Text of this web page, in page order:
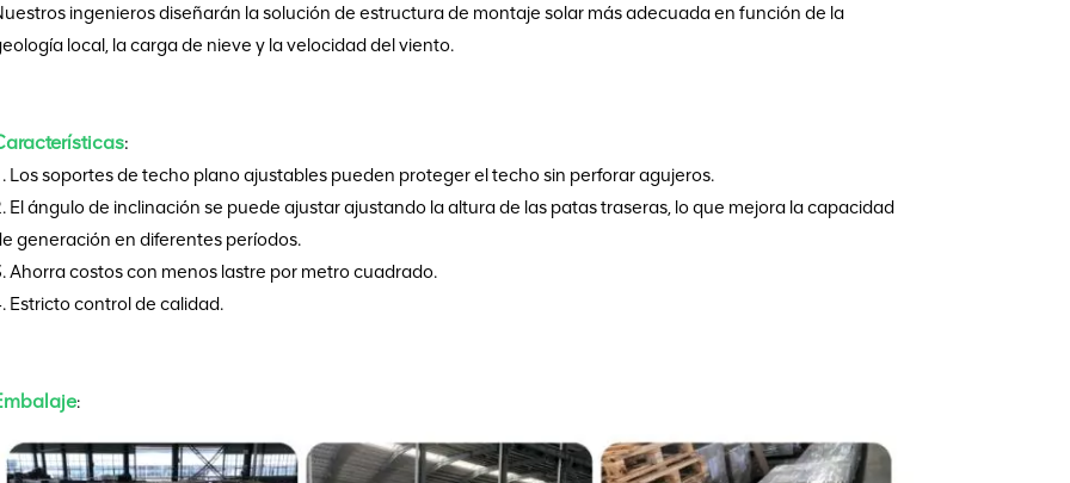
ingenieros diseñarán la solución de estructura de montaje solar más adecuada en función de la
local, la carga de nieve y la velocidad del viento.
:
Los soportes de techo plano ajustables pueden proteger el techo sin perforar agujeros.
El ángulo de inclinación se puede ajustar ajustando la altura de las patas traseras, lo que mejora la capacidad
generación en diferentes períodos.
Ahorra costos con menos lastre por metro cuadrado.
Estricto control de calidad.
: